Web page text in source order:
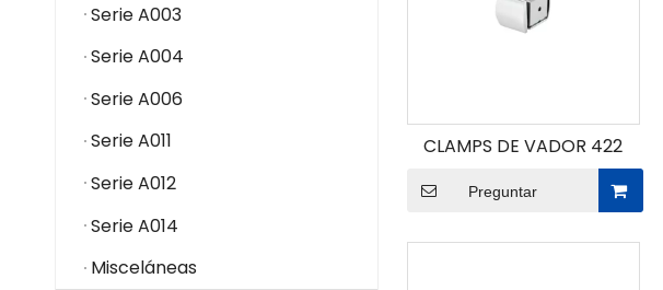
Serie A003
Serie A004
Serie A006
Serie A011
Serie A012
Serie A014
Misceláneas
CLAMPS DE VADOR 422
Preguntar